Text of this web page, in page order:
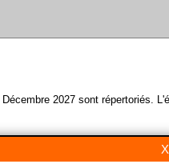
Décembre 2027 sont répertoriés.
X